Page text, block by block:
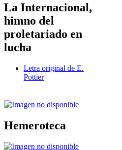
La Internacional,
himno del
proletariado en
lucha
Letra original de E.
Pottier
Hemeroteca